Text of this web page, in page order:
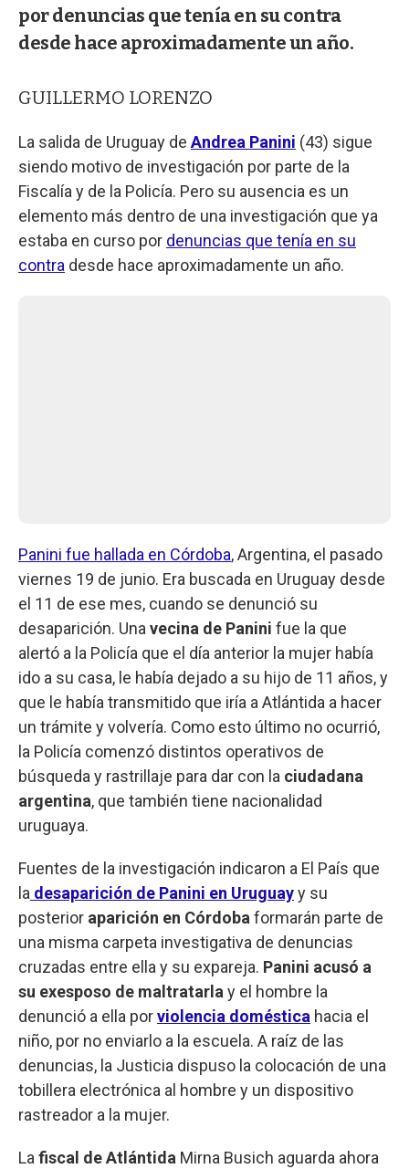
por denuncias que tenía en su contra
desde hace aproximadamente un año.
GUILLERMO LORENZO
La salida de Uruguay de Andrea Panini (43) sigue
siendo motivo de investigación por parte de la
Fiscalía y de la Policía. Pero su ausencia es un
elemento más dentro de una investigación que ya
estaba en curso por denuncias que tenía en su
contra desde hace aproximadamente un año.
Panini fue hallada en Córdoba, Argentina, el pasado
viernes 19 de junio. Era buscada en Uruguay desde
el 11 de ese mes, cuando se denunció su
desaparición. Una vecina de Panini fue la que
alertó a la Policía que el día anterior la mujer había
ido a su casa, le había dejado a su hijo de 11 años, y
que le había transmitido que iría a Atlántida a hacer
un trámite y volvería. Como esto último no ocurrió,
la Policía comenzó distintos operativos de
búsqueda y rastrillaje para dar con la ciudadana
argentina, que también tiene nacionalidad
uruguaya.
Fuentes de la investigación indicaron a El País que
la desaparición de Panini en Uruguayy su
posterior aparición en Córdoba formarán parte de
una misma carpeta investigativa de denuncias
cruzadas entre ella y su expareja. Panini acusó a
su exesposo de maltratarla y el hombre la
denunció a ella porviolencia doméstica hacia el
niño, por no enviarlo a la escuela. A raíz de las
denuncias, la Justicia dispuso la colocación de una
tobillera electrónica al hombre y un dispositivo
rastreador a la mujer.
La fiscal de Atlántida Mirna Busich aguarda ahora